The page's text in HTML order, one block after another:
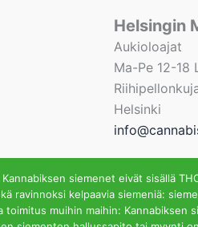
Helsingin
Aukioloajat
Ma-Pe 12-18
Helsinki
Siemeniä Verkkokaupasta ja
siemenet eivät sisällä
ravinnoksi kelpaavia siemeniä:
muihin maihin: